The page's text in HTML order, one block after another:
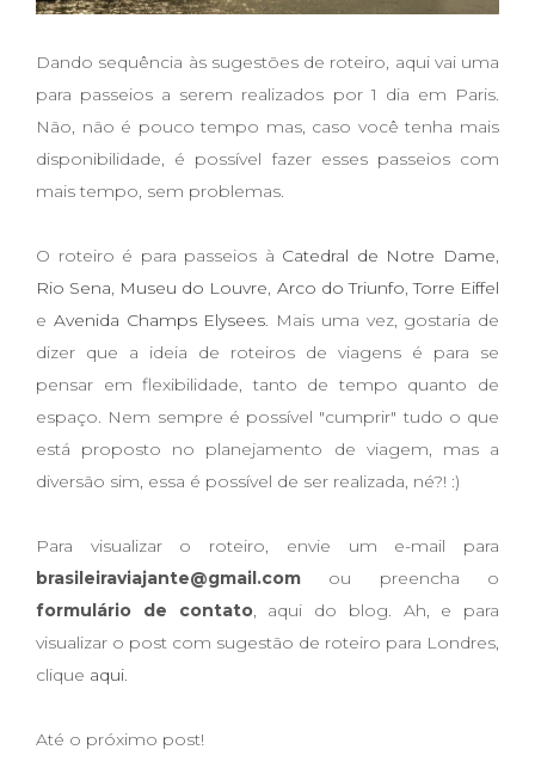
Dando sequência às sugestões de roteiro, aqui vai uma
para passeios a serem realizados por 1 dia em Paris.
Não, não é pouco tempo mas, caso você tenha mais
disponibilidade, é possível fazer esses passeios com
mais tempo, sem problemas.
O roteiro é para passeios à Catedral de Notre Dame,
Rio Sena, Museu do Louvre, Arco do Triunfo,Torre Eiffel
e Avenida Champs Elysees. Mais uma vez, gostaria de
dizer que a ideia de roteiros de viagens é para se
pensar em flexibilidade, tanto de tempo quanto de
espaço. Nem sempre é possível "cumprir" tudo o que
está proposto no planejamento de viagem, mas a
diversão sim, essa é possível de ser realizada, né?! :)
Para visualizar o roteiro, envie um e-mail para
brasileiraviajante@gmail.com ou preencha o
formulário de contato, aqui do blog. Ah, e para
visualizar o post com sugestão de roteiro para Londres,
clique aqui.
Até o próximo post!